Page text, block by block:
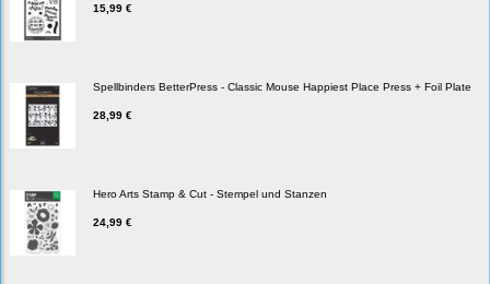
15,99 €
Spellbinders BetterPress - Classic Mouse Happiest Place Press + Foil Plate
28,99 €
Hero Arts Stamp & Cut - Stempel und Stanzen
24,99 €